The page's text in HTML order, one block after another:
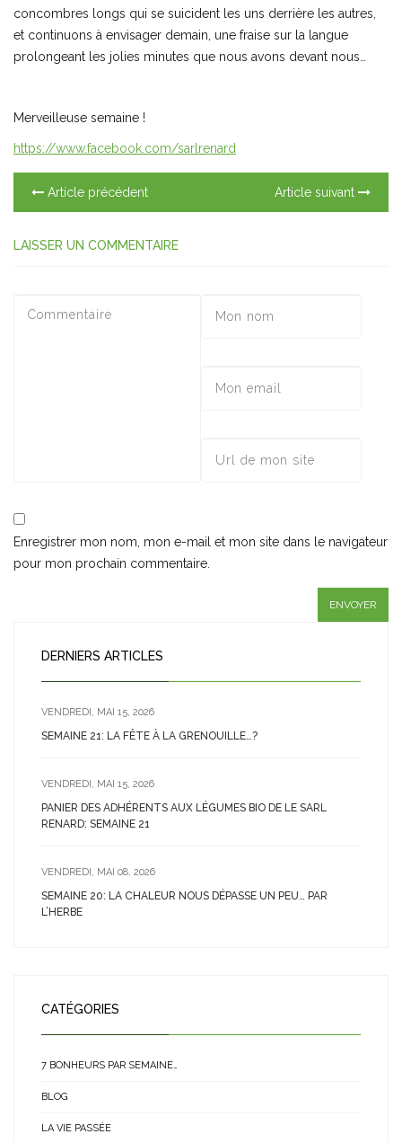
concombres longs qui se suicident les uns derrière les autres,
et continuons à envisager demain, une fraise sur la langue
prolongeant les jolies minutes que nous avons devant nous…
Merveilleuse semaine !
https://www.facebook.com/sarlrenard
Article précédent Article suivant
LAISSER UN COMMENTAIRE
Enregistrer mon nom, mon e-mail et mon site dans le navigateur
pour mon prochain commentaire.
DERNIERS ARTICLES
VENDREDI, MAI 15, 2026
SEMAINE 21: LA FÊTE À LA GRENOUILLE…?
VENDREDI, MAI 15, 2026
PANIER DES ADHÉRENTS AUX LÉGUMES BIO DE LE SARL
RENARD: SEMAINE 21
VENDREDI, MAI 08, 2026
SEMAINE 20: LA CHALEUR NOUS DÉPASSE UN PEU… PAR
L’HERBE
CATÉGORIES
7 BONHEURS PAR SEMAINE…
BLOG
LA VIE PASSÉE